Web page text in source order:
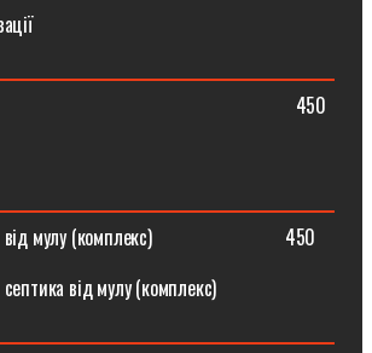
від мулу (комплекс) ⠀⠀⠀⠀⠀⠀⠀⠀⠀450
від мулу (комплекс)